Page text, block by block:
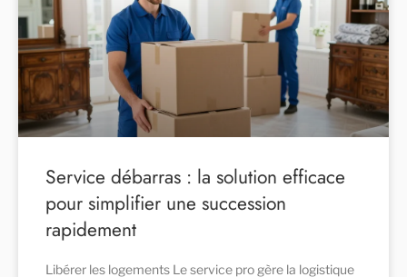
Service débarras : la solution efficace
pour simplifier une succession
rapidement
Libérer les logements Le service pro gère la logistique